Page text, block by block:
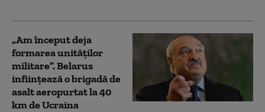
„Am început deja
formarea unităților
militare”. Belarus
inființează o brigadă de
asalt aeropurtat la 40
km de Ucraina